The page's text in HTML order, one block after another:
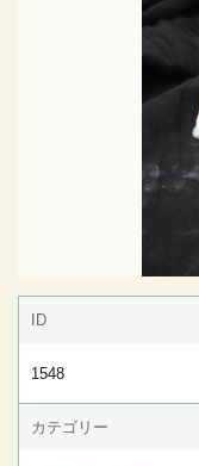
ID
1548
カテゴリー